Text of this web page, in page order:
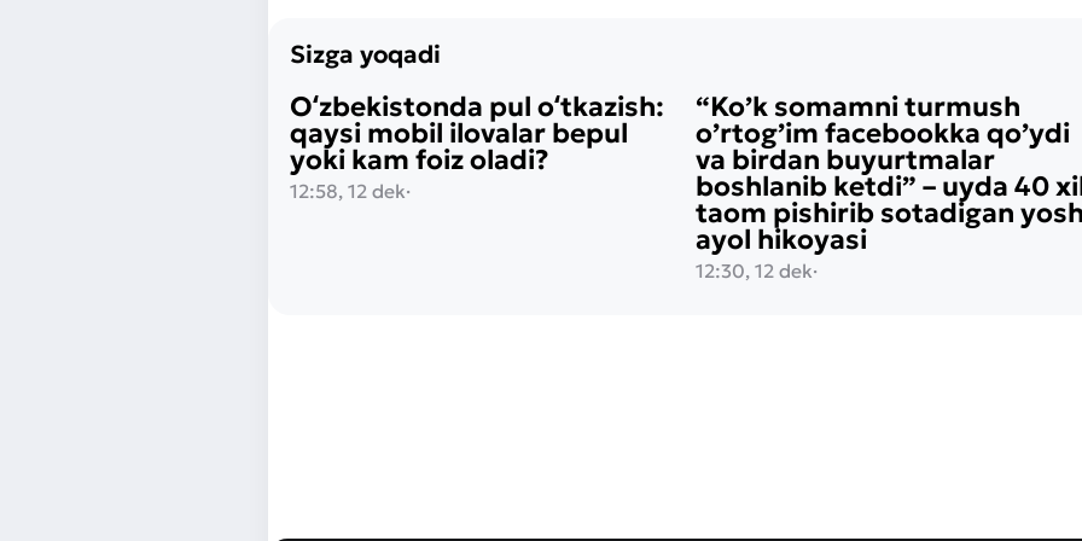
Sizga yoqadi
Oʻzbekistonda pul oʻtkazish:
qaysi mobil ilovalar bepul
yoki kam foiz oladi?
12:58, 12 dek·
“Ko’k somamni turmush
o’rtog’im facebookka qo’ydi
va birdan buyurtmalar
boshlanib ketdi” – uyda 40
taom pishirib sotadigan
ayol hikoyasi
12:30, 12 dek·